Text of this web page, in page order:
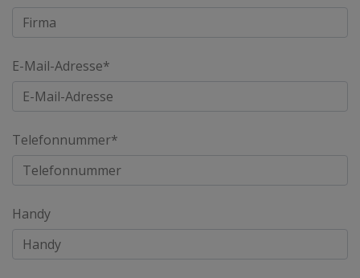
E-Mail-Adresse*
Telefonnummer*
Handy